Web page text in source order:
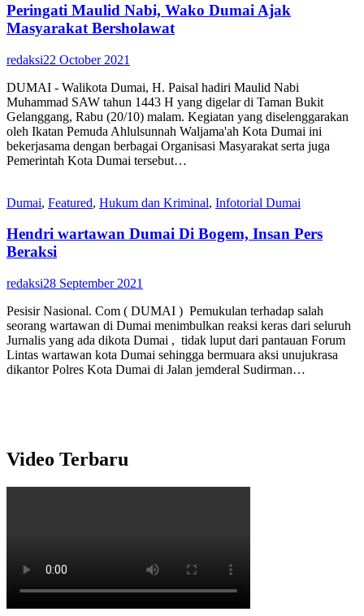
Peringati Maulid Nabi, Wako Dumai Ajak
Masyarakat Bersholawat
redaksi22 October 2021
DUMAI - Walikota Dumai, H. Paisal hadiri Maulid Nabi
Muhammad SAW tahun 1443 H yang digelar di Taman Bukit
Gelanggang, Rabu (20/10) malam. Kegiatan yang diselenggarakan
oleh Ikatan Pemuda Ahlulsunnah Waljama'ah Kota Dumai ini
bekerjasama dengan berbagai Organisasi Masyarakat serta juga
Pemerintah Kota Dumai tersebut…
Dumai, Featured, Hukum dan Kriminal, Infotorial Dumai
Hendri wartawan Dumai Di Bogem, Insan Pers
Beraksi
redaksi28 September 2021
Pesisir Nasional. Com ( DUMAI ) Pemukulan terhadap salah
seorang wartawan di Dumai menimbulkan reaksi keras dari seluruh
Jurnalis yang ada dikota Dumai , tidak luput dari pantauan Forum
Lintas wartawan kota Dumai sehingga bermuara aksi unujukrasa
dikantor Polres Kota Dumai di Jalan jemderal Sudirman…
Video Terbaru